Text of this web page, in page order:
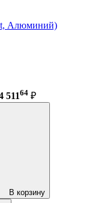
Алюминий)
51164 ₽
В корзину